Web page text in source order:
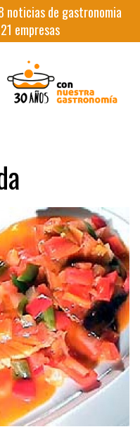
noticias de gastronomia
21 empresas